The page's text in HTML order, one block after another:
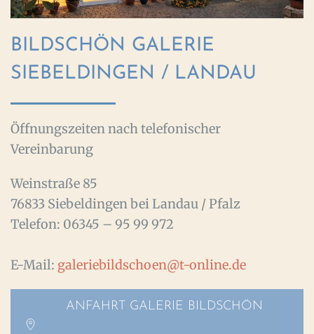
BILDSCHÖN GALERIE
SIEBELDINGEN / LANDAU
Öffnungszeiten nach telefonischer
Vereinbarung
Weinstraße 85
76833 Siebeldingen bei Landau / Pfalz
Telefon: 06345 – 95 99 972
E-Mail: galeriebildschoen@t-online.de
ANFAHRT GALERIE BILDSCHÖN